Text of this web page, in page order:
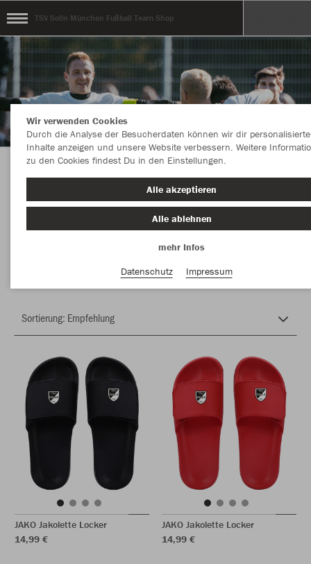
TSV Solln München Fußball Team Shop
Herzlich Willkommen beim Fußball Team-Shop
des TSV Solln.
JAKO Jakolette Locker
14,99 €
JAKO Jakolette Locker
14,99 €
Wir verwenden Cookies
Durch die Analyse der Besucherdaten können wir dir personalisierte
Inhalte anzeigen und unsere Website verbessern. Weitere
zu den Cookies findest Du in den Einstellungen.
Alle akzeptieren
Alle ablehnen
mehr Infos
Datenschutz
Impressum